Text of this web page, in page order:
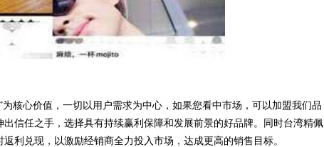
核心价值，一切以用户需求为中心，如果您看中市场，可以加盟我们品
信任之手，选择具有持续赢利保障和发展前景的好品牌。同时台湾精佩
利兑现，以激励经销商全力投入市场，达成更高的销售目标。